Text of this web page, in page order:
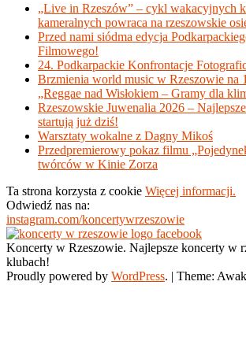
„Live in Rzeszów” – cykl wakacyjnych
kameralnych powraca na rzeszowskie
Przed nami siódma edycja
Filmowego!
24. Podkarpackie Konfrontacje
Brzmienia world music w Rzeszowie na
„Reggae nad Wisłokiem – Gramy dla
Rzeszowskie Juwenalia 2026 –
startują już dziś!
Warsztaty wokalne z Dagny Mikoś
Przedpremierowy pokaz filmu
twórców w Kinie Zorza
Ta strona korzysta z cookie Więcej informacji.
Odwiedź nas na:
instagram.com/koncertywrzeszowie
Koncerty w Rzeszowie. Najlepsze koncerty w
klubach!
Proudly powered by WordPress. | Theme: